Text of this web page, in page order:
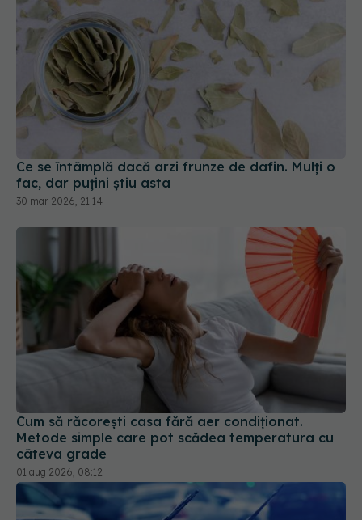
Ce se întâmplă dacă arzi frunze de dafin. Mulți o
fac, dar puțini știu asta
30 mar 2026, 21:14
Cum să răcorești casa fără aer condiționat.
Metode simple care pot scădea temperatura cu
câteva grade
01 aug 2026, 08:12